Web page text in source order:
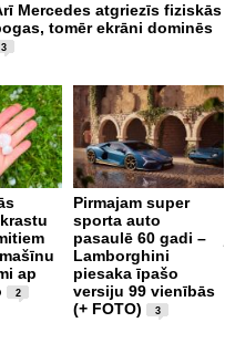
Mercedes atgriezīs fiziskās
tomēr ekrāni dominēs
3
ap
2
Pirmajam super
sporta auto
pasaulē 60 gadi –
Lamborghini
piesaka īpašo
versiju 99 vienībās
(+ FOTO)
3